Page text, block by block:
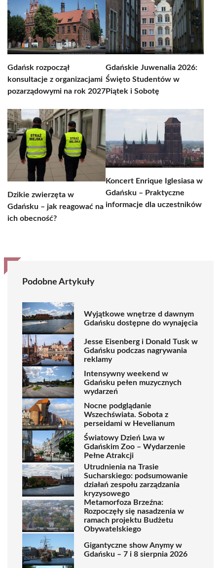
Gdańsk rozpoczął
konsultacje z organizacjami
pozarządowymi na rok 2027
Gdańskie Juwenalia 2026:
Święto Studentów w
Piątek i Sobotę
Dzikie zwierzęta w
Gdańsku – jak reagować na
ich obecność?
Koncert Enrique Iglesiasa w
Gdańsku – Praktyczne
informacje dla uczestników
Podobne Artykuły
Wyjątkowe wnętrze d dawnym
Gdańsku dostępne do wynajęcia
Jesse Eisenberg i Donald Tusk w
Gdańsku podczas nagrywania
reklamy
Intensywny weekend w
Gdańsku pełen muzycznych
wydarzeń
Nocne podglądanie
Wszechświata. Sobota z
perseidami w Hevelianum
Światowy Dzień Lwa w
Gdańskim Zoo – Wydarzenie
Pełne Atrakcji
Utrudnienia na Trasie
Sucharskiego: podsumowanie
działań zespołu zarządzania
kryzysowego
Metamorfoza Brzeźna:
Rozpoczęły się nasadzenia w
ramach projektu Budżetu
Obywatelskiego
Gigantyczne show Anymy w
Gdańsku – 7 i 8 sierpnia 2026